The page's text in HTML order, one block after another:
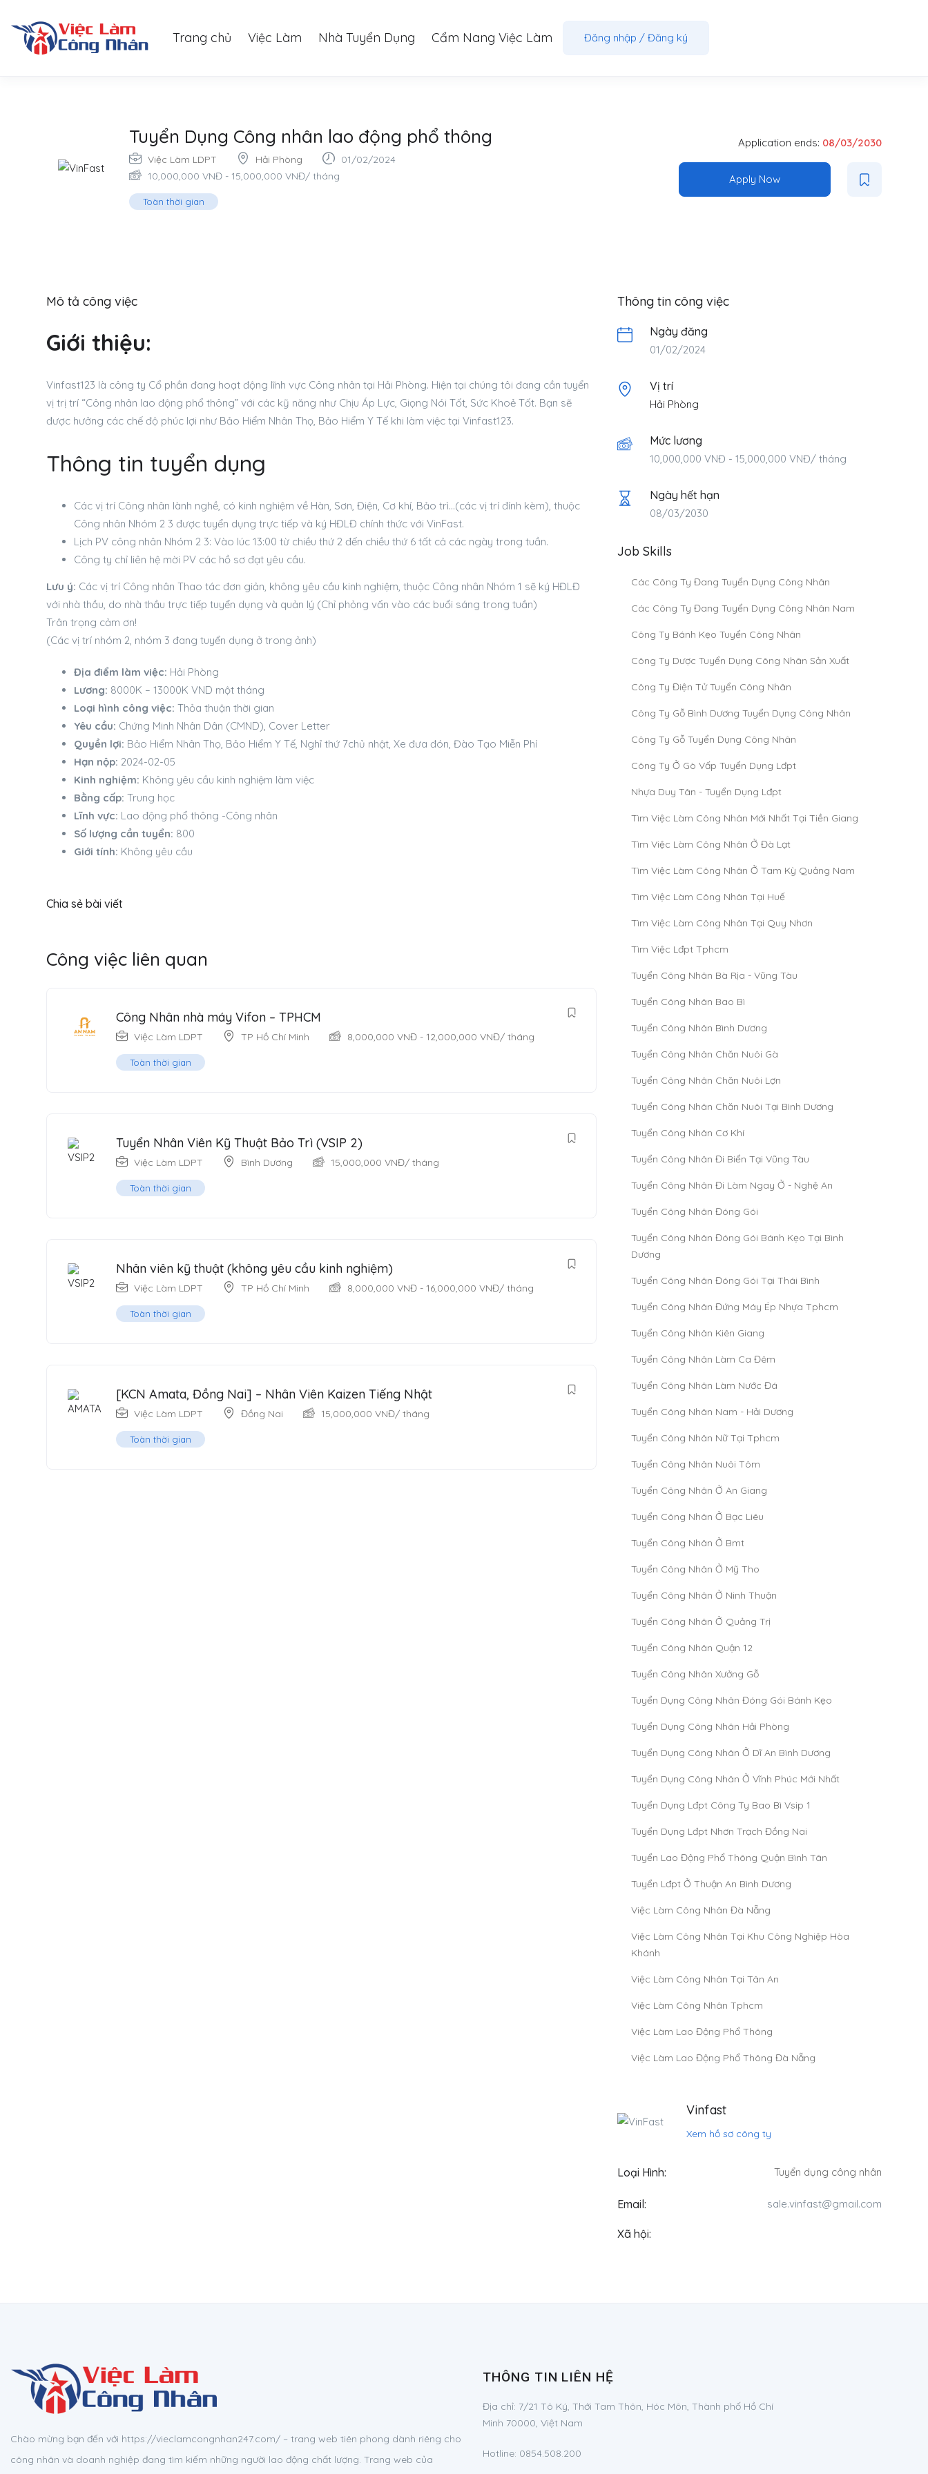
Trang chủ Việc Làm Nhà Tuyển Dụng Cẩm Nang Việc Làm Đăng nhập / Đăng ký
Tuyển Dụng Công nhân lao động phổ thông
Việc Làm LDPT Hải Phòng
01/02/2024
10,000,000 VNĐ - 15,000,000 VNĐ/ tháng
Toàn thời gian
Application ends: 08/03/2030
Apply Now
Mô tả công việc
Giới thiệu:
Vinfast123 là công ty Cổ phần đang hoạt động lĩnh vực Công nhân tại Hải Phòng. Hiện tại chúng tôi đang cần tuyển
vị trị trí “Công nhân lao động phổ thông” với các kỹ năng như Chịu Áp Lực, Giọng Nói Tốt, Sức Khoẻ Tốt. Bạn sẽ
được hưởng các chế độ phúc lợi như Bảo Hiểm Nhân Thọ, Bảo Hiểm Y Tế khi làm việc tại Vinfast123.
Thông tin tuyển dụng
Các vị trí Công nhân lành nghề, có kinh nghiệm về Hàn, Sơn, Điện, Cơ khí, Bảo trì…(các vị trí đính kèm), thuộc
Công nhân Nhóm 2 3 được tuyển dụng trực tiếp và ký HĐLĐ chính thức với VinFast.
Lịch PV công nhân Nhóm 2 3: Vào lúc 13:00 từ chiều thứ 2 đến chiều thứ 6 tất cả các ngày trong tuần.
Công ty chỉ liên hệ mời PV các hồ sơ đạt yêu cầu.
Lưu ý: Các vị trí Công nhân Thao tác đơn giản, không yêu cầu kinh nghiệm, thuộc Công nhân Nhóm 1 sẽ ký HĐLĐ
với nhà thầu, do nhà thầu trực tiếp tuyển dụng và quản lý (Chỉ phỏng vấn vào các buổi sáng trong tuần)
Trân trọng cảm ơn!
(Các vị trí nhóm 2, nhóm 3 đang tuyển dụng ở trong ảnh)
Địa điểm làm việc: Hải Phòng
Lương: 8000K – 13000K VND một tháng
Loại hình công việc: Thỏa thuận thời gian
Yêu cầu: Chứng Minh Nhân Dân (CMND), Cover Letter
Quyền lợi: Bảo Hiểm Nhân Thọ, Bảo Hiểm Y Tế, Nghỉ thứ 7chủ nhật, Xe đưa đón, Đào Tạo Miễn Phí
Hạn nộp: 2024-02-05
Kinh nghiệm: Không yêu cầu kinh nghiệm làm việc
Bằng cấp: Trung học
Lĩnh vực: Lao động phổ thông -Công nhân
Số lượng cần tuyển: 800
Giới tính: Không yêu cầu
Chia sẻ bài viết
Công việc liên quan
Công Nhân nhà máy Vifon – TPHCM
Việc Làm LDPT TP Hồ Chí Minh 8,000,000 VNĐ - 12,000,000 VNĐ/ tháng
Toàn thời gian
Tuyển Nhân Viên Kỹ Thuật Bảo Trì (VSIP 2)
Việc Làm LDPT Bình Dương 15,000,000 VNĐ/ tháng
Toàn thời gian
Nhân viên kỹ thuật (không yêu cầu kinh nghiệm)
Việc Làm LDPT TP Hồ Chí Minh 8,000,000 VNĐ - 16,000,000 VNĐ/ tháng
Toàn thời gian
[KCN Amata, Đồng Nai] – Nhân Viên Kaizen Tiếng Nhật
Việc Làm LDPT Đồng Nai 15,000,000 VNĐ/ tháng
Toàn thời gian
Thông tin công việc
Ngày đăng
01/02/2024
Vị trí
Hải Phòng
Mức lương
10,000,000 VNĐ - 15,000,000 VNĐ/ tháng
Ngày hết hạn
08/03/2030
Job Skills
Các Công Ty Đang Tuyển Dụng Công Nhân
Các Công Ty Đang Tuyển Dụng Công Nhân Nam
Công Ty Bánh Kẹo Tuyển Công Nhân
Công Ty Dược Tuyển Dụng Công Nhân Sản Xuất
Công Ty Điện Tử Tuyển Công Nhân
Công Ty Gỗ Bình Dương Tuyển Dụng Công Nhân
Công Ty Gỗ Tuyển Dụng Công Nhân
Công Ty Ở Gò Vấp Tuyển Dụng Lđpt
Nhựa Duy Tân - Tuyển Dụng Lđpt
Tìm Việc Làm Công Nhân Mới Nhất Tại Tiền Giang
Tìm Việc Làm Công Nhân Ở Đà Lạt
Tìm Việc Làm Công Nhân Ở Tam Kỳ Quảng Nam
Tìm Việc Làm Công Nhân Tại Huế
Tìm Việc Làm Công Nhân Tại Quy Nhơn
Tìm Việc Lđpt Tphcm
Tuyển Công Nhân Bà Rịa - Vũng Tàu
Tuyển Công Nhân Bao Bì
Tuyển Công Nhân Bình Dương
Tuyển Công Nhân Chăn Nuôi Gà
Tuyển Công Nhân Chăn Nuôi Lợn
Tuyển Công Nhân Chăn Nuôi Tại Bình Dương
Tuyển Công Nhân Cơ Khí
Tuyển Công Nhân Đi Biển Tại Vũng Tàu
Tuyển Công Nhân Đi Làm Ngay Ở - Nghệ An
Tuyển Công Nhân Đóng Gói
Tuyển Công Nhân Đóng Gói Bánh Kẹo Tại Bình
Dương
Tuyển Công Nhân Đóng Gói Tại Thái Bình
Tuyển Công Nhân Đứng Máy Ép Nhựa Tphcm
Tuyển Công Nhân Kiên Giang
Tuyển Công Nhân Làm Ca Đêm
Tuyển Công Nhân Làm Nước Đá
Tuyển Công Nhân Nam - Hải Dương
Tuyển Công Nhân Nữ Tại Tphcm
Tuyển Công Nhân Nuôi Tôm
Tuyển Công Nhân Ở An Giang
Tuyển Công Nhân Ở Bạc Liêu
Tuyển Công Nhân Ở Bmt
Tuyển Công Nhân Ở Mỹ Tho
Tuyển Công Nhân Ở Ninh Thuận
Tuyển Công Nhân Ở Quảng Trị
Tuyển Công Nhân Quận 12
Tuyển Công Nhân Xưởng Gỗ
Tuyển Dụng Công Nhân Đóng Gói Bánh Kẹo
Tuyển Dụng Công Nhân Hải Phòng
Tuyển Dụng Công Nhân Ở Dĩ An Bình Dương
Tuyển Dụng Công Nhân Ở Vĩnh Phúc Mới Nhất
Tuyển Dụng Lđpt Công Ty Bao Bì Vsip 1
Tuyển Dụng Lđpt Nhơn Trạch Đồng Nai
Tuyển Lao Động Phổ Thông Quận Bình Tân
Tuyển Lđpt Ở Thuận An Bình Dương
Việc Làm Công Nhân Đà Nẵng
Việc Làm Công Nhân Tại Khu Công Nghiệp Hòa
Khánh
Việc Làm Công Nhân Tại Tân An
Việc Làm Công Nhân Tphcm
Việc Làm Lao Động Phổ Thông
Việc Làm Lao Động Phổ Thông Đà Nẵng
Vinfast
Xem hồ sơ công ty
Loại Hình: Tuyển dụng công nhân
Email: sale.vinfast@gmail.com
Xã hội:
Chào mừng bạn đến với https://vieclamcongnhan247.com/ – trang web tiên phong dành riêng cho
công nhân và doanh nghiệp đang tìm kiếm những người lao động chất lượng. Trang web của
THÔNG TIN LIÊN HỆ
Địa chỉ: 7/21 Tô Ký, Thới Tam Thôn, Hóc Môn, Thành phố Hồ Chí
Minh 70000, Việt Nam
Hotline: 0854.508.200